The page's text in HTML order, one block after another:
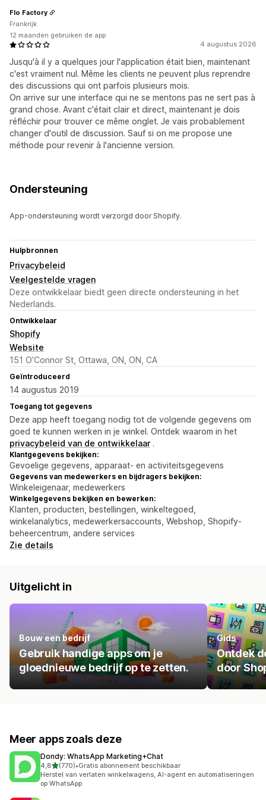
4 augustus 2026
Jusqu'à il y a quelques jour l'application était bien, maintenant
c'est vraiment nul. Même les clients ne peuvent plus reprendre
des discussions qui ont parfois plusieurs mois.
On arrive sur une interface qui ne se mentons pas ne sert pas à
grand chose. Avant c'était clair et direct, maintenant je dois
réfléchir pour trouver ce même onglet. Je vais probablement
changer d'outil de discussion. Sauf si on me propose une
méthode pour revenir à l'ancienne version.
Flo Factory
Frankrijk
12 maanden gebruiken de app
Ondersteuning
App-ondersteuning wordt verzorgd door Shopify.
Hulpbronnen
Privacybeleid
Veelgestelde vragen
Deze ontwikkelaar biedt geen directe ondersteuning in het
Nederlands.
Ontwikkelaar
Shopify
Website
151 O’Connor St, Ottawa, ON, ON, CA
Geïntroduceerd
14 augustus 2019
Toegang tot gegevens
Deze app heeft toegang nodig tot de volgende gegevens om
goed te kunnen werken in je winkel. Ontdek waarom in het
privacybeleid van de ontwikkelaar .
Klantgegevens bekijken:
Gevoelige gegevens, apparaat- en activiteitsgegevens
Gegevens van medewerkers en bijdragers bekijken:
Winkeleigenaar, medewerkers
Winkelgegevens bekijken en bewerken:
Klanten, producten, bestellingen, winkeltegoed,
winkelanalytics, medewerkersaccounts, Webshop, Shopify-
beheercentrum, andere services
Zie details
Uitgelicht in
Bouw een bedrijf
Gebruik handige apps om je
gloednieuwe bedrijf op te zetten.
Gids
Ontdek
door
Meer apps zoals deze
Dondy: WhatsApp Marketing+Chat
4,8van 5 sterren
(770)
770 recensies in totaal
•Gratis abonnement beschikbaar
Herstel van verlaten winkelwagens, AI-agent en automatiseringen
op WhatsApp